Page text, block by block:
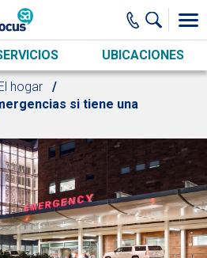
UBICACIONES
hogar
si tiene una